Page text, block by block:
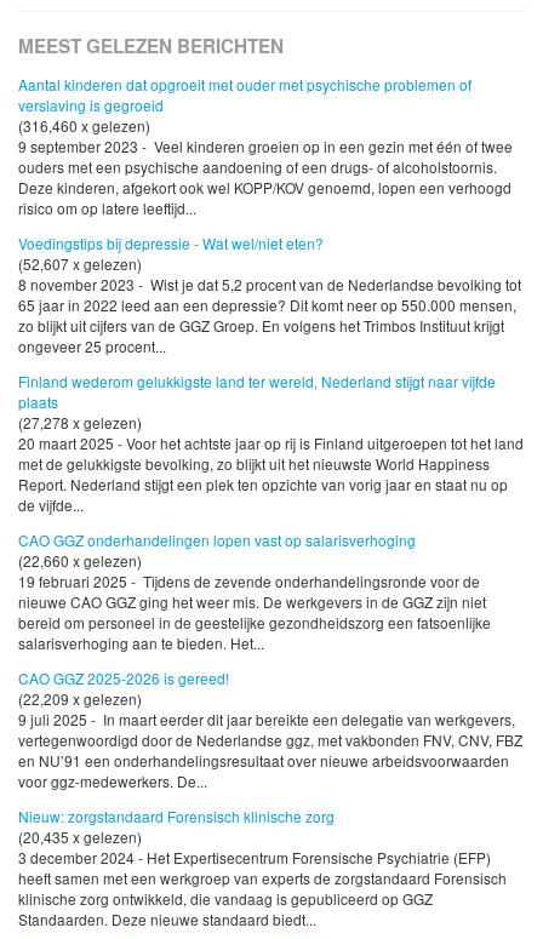
MEEST GELEZEN BERICHTEN
Aantal kinderen dat opgroeit met ouder met psychische problemen of
verslaving is gegroeid
(316,460 x gelezen)
9 september 2023 - Veel kinderen groeien op in een gezin met één of twee
ouders met een psychische aandoening of een drugs- of alcoholstoornis.
Deze kinderen, afgekort ook wel KOPP/KOV genoemd, lopen een verhoogd
risico om op latere leeftijd...
Voedingstips bij depressie - Wat wel/niet eten?
(52,607 x gelezen)
8 november 2023 - Wist je dat 5,2 procent van de Nederlandse bevolking tot
65 jaar in 2022 leed aan een depressie? Dit komt neer op 550.000 mensen,
zo blijkt uit cijfers van de GGZ Groep. En volgens het Trimbos Instituut krijgt
ongeveer 25 procent...
Finland wederom gelukkigste land ter wereld, Nederland stijgt naar vijfde
plaats
(27,278 x gelezen)
20 maart 2025 - Voor het achtste jaar op rij is Finland uitgeroepen tot het land
met de gelukkigste bevolking, zo blijkt uit het nieuwste World Happiness
Report. Nederland stijgt een plek ten opzichte van vorig jaar en staat nu op
de vijfde...
CAO GGZ onderhandelingen lopen vast op salarisverhoging
(22,660 x gelezen)
19 februari 2025 - Tijdens de zevende onderhandelingsronde voor de
nieuwe CAO GGZ ging het weer mis. De werkgevers in de GGZ zijn niet
bereid om personeel in de geestelijke gezondheidszorg een fatsoenlijke
salarisverhoging aan te bieden. Het...
CAO GGZ 2025-2026 is gereed!
(22,209 x gelezen)
9 juli 2025 - In maart eerder dit jaar bereikte een delegatie van werkgevers,
vertegenwoordigd door de Nederlandse ggz, met vakbonden FNV, CNV, FBZ
en NU’91 een onderhandelingsresultaat over nieuwe arbeidsvoorwaarden
voor ggz-medewerkers. De...
Nieuw: zorgstandaard Forensisch klinische zorg
(20,435 x gelezen)
3 december 2024 - Het Expertisecentrum Forensische Psychiatrie (EFP)
heeft samen met een werkgroep van experts de zorgstandaard Forensisch
klinische zorg ontwikkeld, die vandaag is gepubliceerd op GGZ
Standaarden. Deze nieuwe standaard biedt...